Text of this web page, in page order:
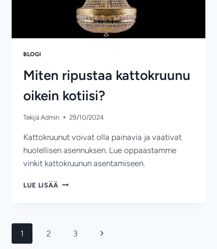
BLOGI
Miten ripustaa kattokruunu
oikein kotiisi?
Tekijä Admin 29/10/2024
Kattokruunut voivat olla painavia ja vaativat
huolellisen asennuksen. Lue oppaastamme
vinkit kattokruunun asentamiseen.
LUE LISÄÄ MITEN
Sivunavigointi
1 2 3
Seuraava